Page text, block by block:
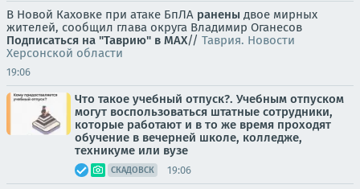
В Новой Каховке при атаке БпЛА ранены двое мирных
жителей, сообщил глава округа Владимир Оганесов
Подписаться на "Таврию" в MAX// Таврия. Новости
Херсонской области
19:06
Что такое учебный отпуск?. Учебным отпуском
могут воспользоваться штатные сотрудники,
которые работают и в то же время проходят
обучение в вечерней школе, колледже,
техникуме или вузе
СКАДОВСК 19:06